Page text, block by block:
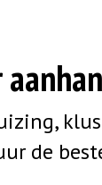
de